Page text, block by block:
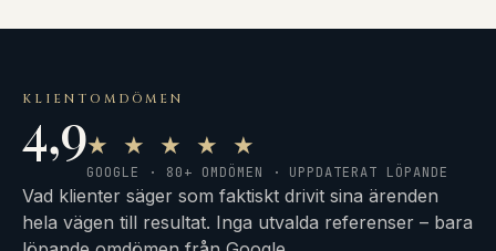
KLIENTOMDÖMEN
4,9★ ★ ★ ★ ★
GOOGLE · 80+ OMDÖMEN · UPPDATERAT LÖPANDE
Vad klienter säger som faktiskt drivit sina ärenden
hela vägen till resultat. Inga utvalda referenser – bara